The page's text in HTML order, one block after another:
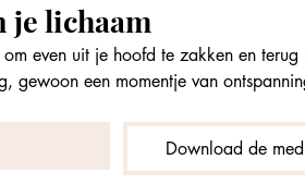
je lichaam
even uit je hoofd te zakken en terug
gewoon een momentje van
Download de